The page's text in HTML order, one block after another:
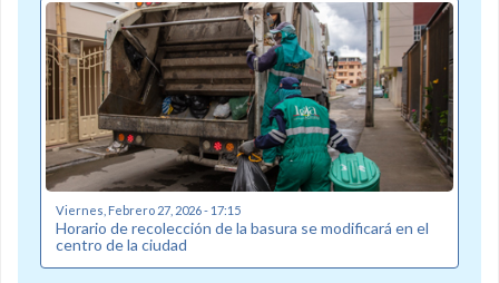
Viernes, Febrero 27, 2026 - 17:15
Horario de recolección de la basura se modificará en el
centro de la ciudad